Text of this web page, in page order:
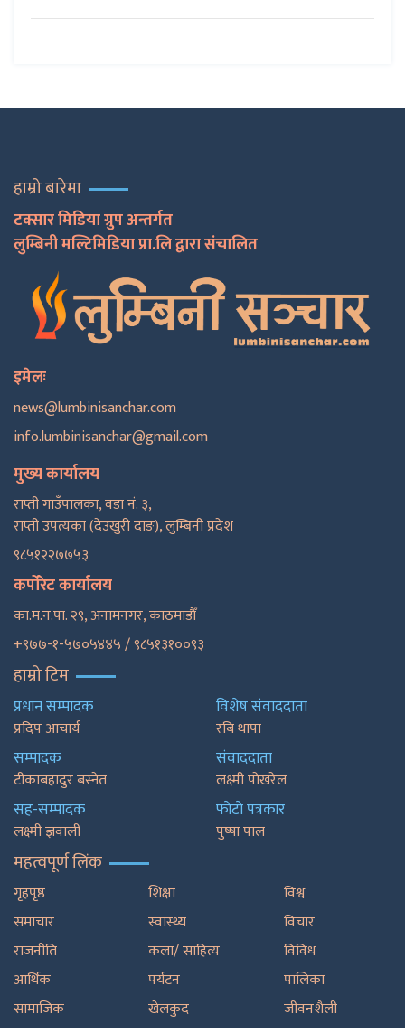
हाम्रो बारेमा
टक्सार मिडिया ग्रुप अन्तर्गत
लुम्बिनी मल्टिमिडिया प्रा.लि द्वारा संचालित
इमेलः
news@lumbinisanchar.com
info.lumbinisanchar@gmail.com
मुख्य कार्यालय
राप्ती गाउँपालका, वडा नं. ३,
राप्ती उपत्यका (देउखुरी दाङ), लुम्बिनी प्रदेश
९८५१२२७७५३
कर्पोरेट कार्यालय
का.म.न.पा. २९, अनामनगर, काठमाडाैँ
+९७७-१-५७०५४४५ / ९८५१३१००९३
हाम्रो टिम
प्रधान सम्पादक
प्रदिप आचार्य
सम्पादक
टीकाबहादुर बस्नेत
सह-सम्पादक
लक्ष्मी ज्ञवाली
विशेष संवाददाता
रबि थापा
संवाददाता
लक्ष्मी पोखरेल
फाेटाे पत्रकार
पुष्षा पाल
महत्वपूर्ण लिंक
गृहपृष्ठ
समाचार
राजनीति
आर्थिक
सामाजिक
शिक्षा
स्वास्थ्य
कला/ साहित्य
पर्यटन
खेलकुद
विश्व
विचार
विविध
पालिका
जीवनशैली